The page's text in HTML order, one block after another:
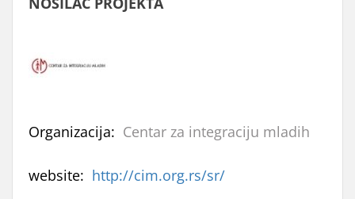
Organizacija: Centar za integraciju mladih
website: http://cim.org.rs/sr/